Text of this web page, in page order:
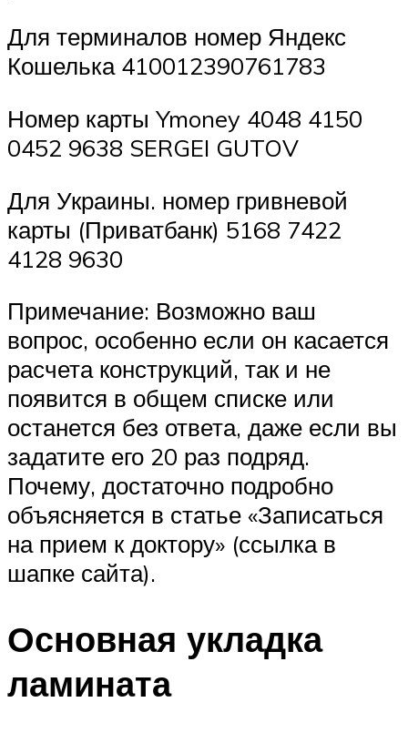
Для терминалов номер Яндекс
Кошелька 410012390761783
Номер карты Ymoney 4048 4150
0452 9638 SERGEI GUTOV
Для Украины. номер гривневой
карты (Приватбанк) 5168 7422
4128 9630
Примечание: Возможно ваш
вопрос, особенно если он касается
расчета конструкций, так и не
появится в общем списке или
останется без ответа, даже если вы
задатите его 20 раз подряд.
Почему, достаточно подробно
объясняется в статье «Записаться
на прием к доктору» (ссылка в
шапке сайта).
Основная укладка
ламината